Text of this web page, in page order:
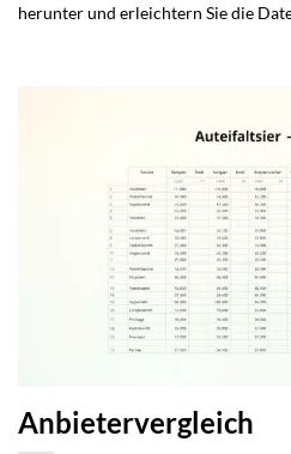
herunter und erleichtern Sie die
Anbietervergleich